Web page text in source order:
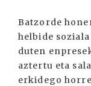
Batzorde
helbide
duten
aztertu eta
erkidego